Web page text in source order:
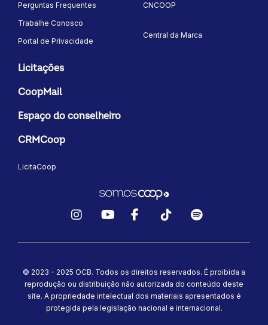
Perguntas Frequentes
Trabalhe Conosco
Portal de Privacidade
CNCOOP
Central da Marca
Licitações
CoopMail
Espaço do conselheiro
CRMCoop
LicitaCoop
© 2023 - 2025 OCB. Todos os direitos reservados. É proibida a
reprodução ou distribuição não autorizada do conteúdo deste
site. A propriedade intelectual dos materiais apresentados é
protegida pela legislação nacional e internacional.